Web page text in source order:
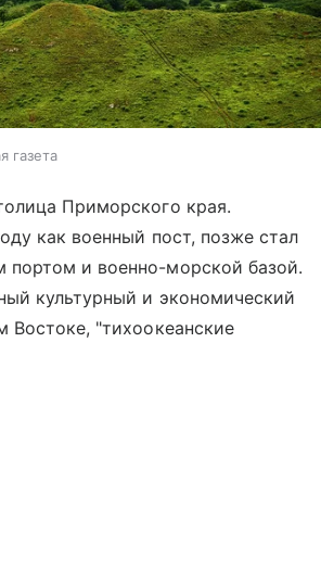
газета
Приморского края.
как военный пост, позже стал
и военно-морской базой.
культурный и экономический
Востоке, "тихоокеанские